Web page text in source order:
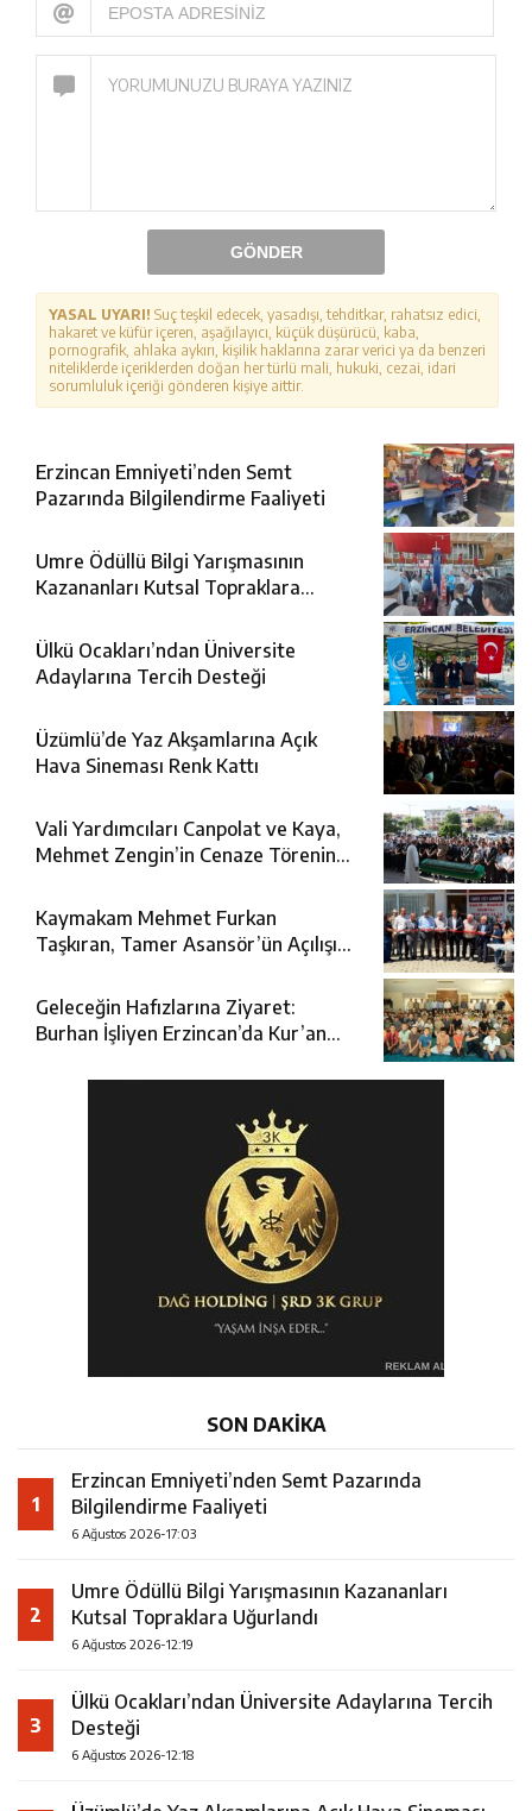
GÖNDER
YASAL UYARI! Suç teşkil edecek, yasadışı, tehditkar, rahatsız edici,
hakaret ve küfür içeren, aşağılayıcı, küçük düşürücü, kaba,
pornografik, ahlaka aykırı, kişilik haklarına zarar verici ya da benzeri
niteliklerde içeriklerden doğan her türlü mali, hukuki, cezai, idari
sorumluluk içeriği gönderen kişiye aittir.
Erzincan Emniyeti’nden Semt
Pazarında Bilgilendirme Faaliyeti
Umre Ödüllü Bilgi Yarışmasının
Kazananları Kutsal Topraklara
Ülkü Ocakları’ndan Üniversite
Adaylarına Tercih Desteği
Üzümlü’de Yaz Akşamlarına Açık
Hava Sineması Renk Kattı
Vali Yardımcıları Canpolat ve Kaya,
Mehmet Zengin’in Cenaze Törenine
Kaymakam Mehmet Furkan
Taşkıran, Tamer Asansör’ün Açılışına
Geleceğin Hafızlarına Ziyaret:
Burhan İşliyen Erzincan’da Kur’an
SON DAKİKA
1
Erzincan Emniyeti’nden Semt Pazarında
Bilgilendirme Faaliyeti
6 Ağustos 2026-17:03
2
Umre Ödüllü Bilgi Yarışmasının Kazananları
Kutsal Topraklara Uğurlandı
6 Ağustos 2026-12:19
3
Ülkü Ocakları’ndan Üniversite Adaylarına Tercih
Desteği
6 Ağustos 2026-12:18